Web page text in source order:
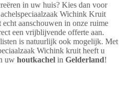
in uw huis? Kies dan voor
Wichink Kruit
aanschouwen in onze ruime
een vrijblijvende offerte aan.
is natuurlijk ook mogelijk. Met
Wichink kruit heeft u
uw houtkachel in Gelderland!